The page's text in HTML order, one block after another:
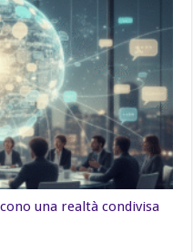
una realtà condivisa